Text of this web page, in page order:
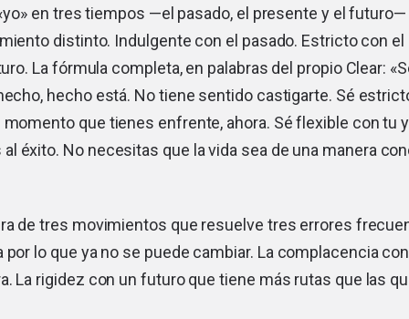
en tres tiempos —el pasado, el presente y el futuro—
distinto. Indulgente con el pasado. Estricto con
La fórmula completa, en palabras del propio Clear:
hecho está. No tiene sentido castigarte. Sé
momento que tienes enfrente, ahora. Sé flexible con tu
éxito. No necesitas que la vida sea de una manera
de tres movimientos que resuelve tres errores
por lo que ya no se puede cambiar. La complacencia
La rigidez con un futuro que tiene más rutas que las